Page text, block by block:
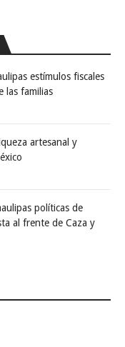
estímulos fiscales
las familias
artesanal y
políticas de
al frente de Caza y